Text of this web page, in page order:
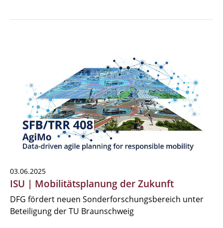
03.06.2025
ISU | Mobilitätsplanung der Zukunft
DFG fördert neuen Sonderforschungsbereich unter
Beteiligung der TU Braunschweig